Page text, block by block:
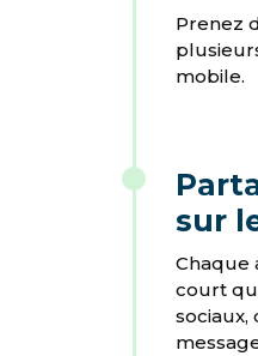
Prenez
mobile.
sur
Chaque
court
sociaux,